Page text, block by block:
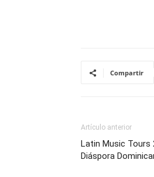
Compartir
Artículo anterior
Latin Music Tours
Diáspora